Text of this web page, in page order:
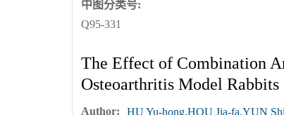
中图分类号:
Q95-331
The Effect of Combination
Osteoarthritis Model Rabbits
Author: HU Yu-hong,HOU Jia-fa,YUN